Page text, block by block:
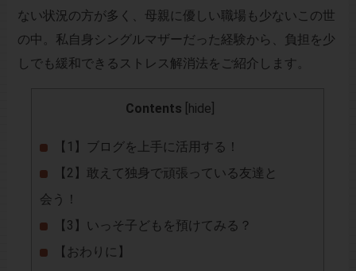
ない状況の方が多く、母親に優しい職場も少ないこの世
の中。私自身シングルマザーだった経験から、負担を少
しでも緩和できるストレス解消法をご紹介します。
Contents hide
【1】ブログを上手に活用する！
【2】敢えて独身で頑張っている友達と
会う！
【3】いっそ子どもを預けてみる？
【おわりに】